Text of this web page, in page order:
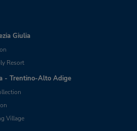
Giulia
Resort
- Trentino-Alto Adige
Village